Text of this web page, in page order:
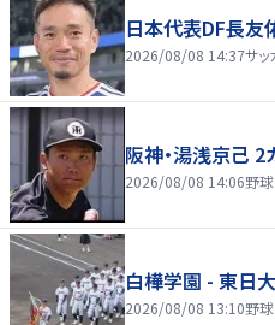
日本代表DF長友
2026/08/08 14:37サッ
阪神・湯浅京己
2026/08/08 14:06野球
白樺学園 - 東日
2026/08/08 13:10野球